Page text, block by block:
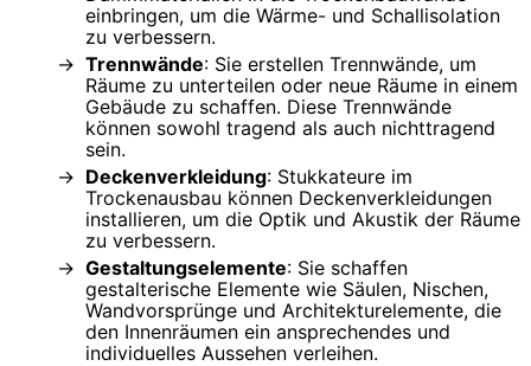
einbringen, um die Wärme- und Schallisolation
zu verbessern.
Trennwände: Sie erstellen Trennwände, um
Räume zu unterteilen oder neue Räume in einem
Gebäude zu schaffen. Diese Trennwände
können sowohl tragend als auch nichttragend
sein.
Deckenverkleidung: Stukkateure im
Trockenausbau können Deckenverkleidungen
installieren, um die Optik und Akustik der Räume
zu verbessern.
Gestaltungselemente: Sie schaffen
gestalterische Elemente wie Säulen, Nischen,
Wandvorsprünge und Architekturelemente, die
den Innenräumen ein ansprechendes und
individuelles Aussehen verleihen.